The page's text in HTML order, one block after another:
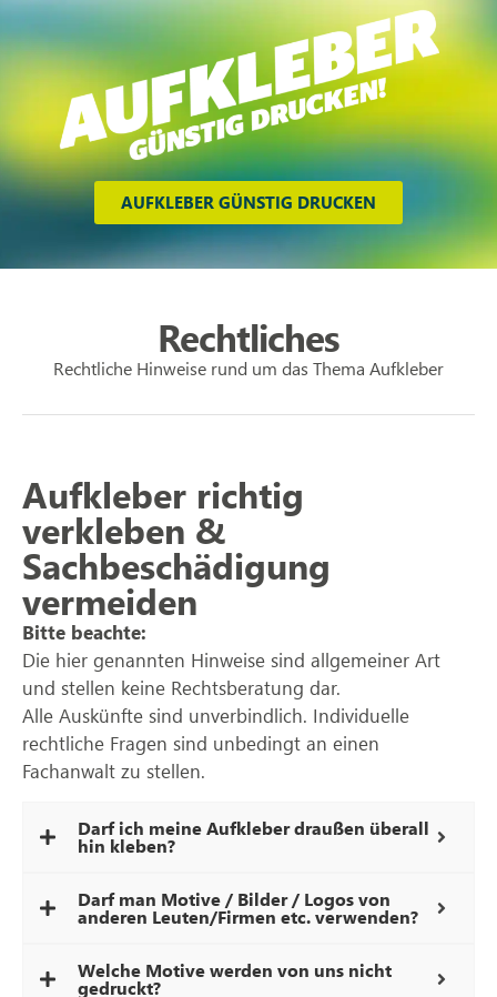
AUFKLEBER GÜNSTIG DRUCKEN
Rechtliches
Rechtliche Hinweise rund um das Thema Aufkleber
Aufkleber richtig
verkleben &
Sachbeschädigung
vermeiden
Bitte beachte:
Die hier genannten Hinweise sind allgemeiner Art
und stellen keine Rechtsberatung dar.
Alle Auskünfte sind unverbindlich. Individuelle
rechtliche Fragen sind unbedingt an einen
Fachanwalt zu stellen.
Darf ich meine Aufkleber draußen überall
hin kleben?
Darf man Motive / Bilder / Logos von
anderen Leuten/Firmen etc. verwenden?
Welche Motive werden von uns nicht
gedruckt?